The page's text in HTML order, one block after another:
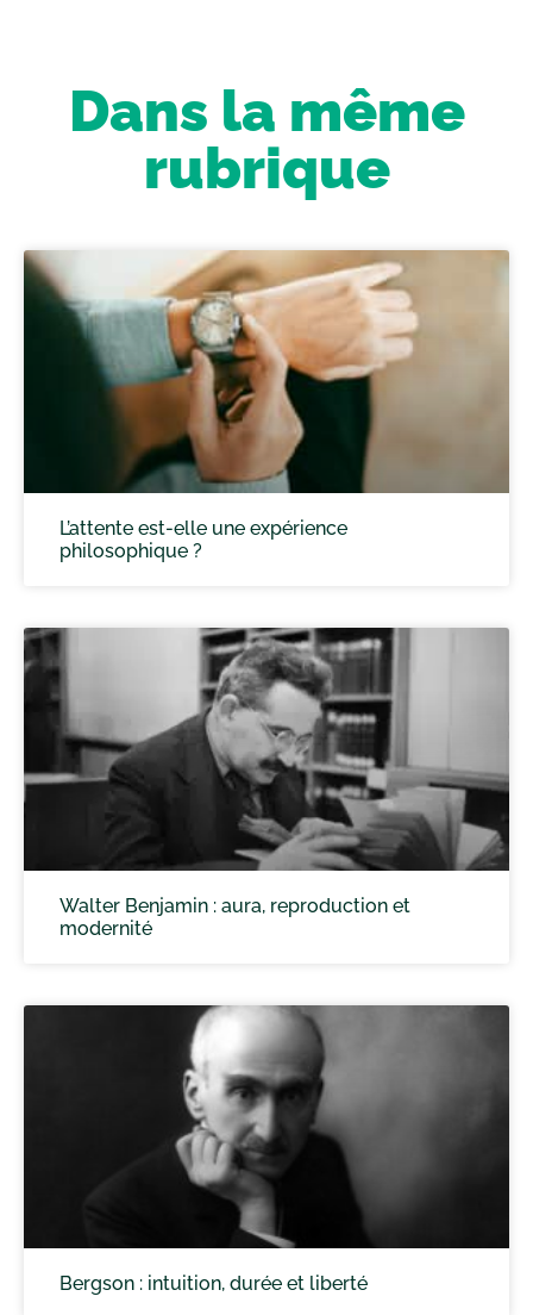
Dans la même
rubrique
L’attente est-elle une expérience
philosophique ?
Walter Benjamin : aura, reproduction et
modernité
Bergson : intuition, durée et liberté